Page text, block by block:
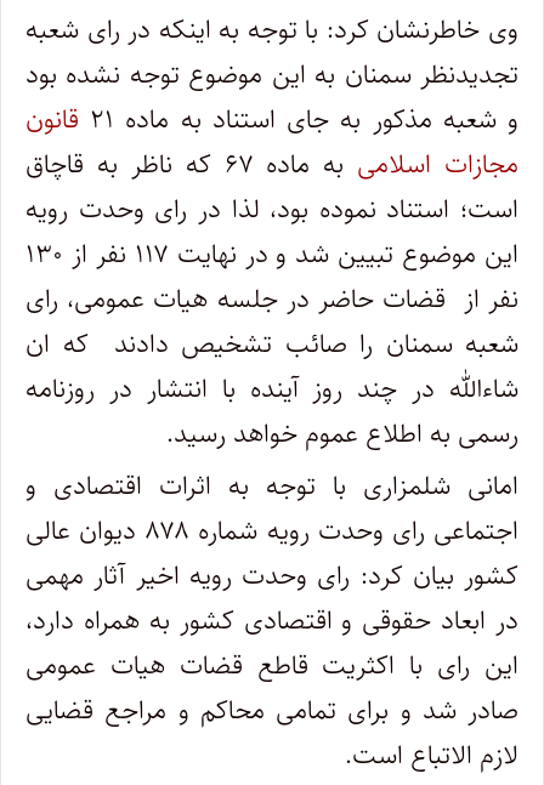
وی خاطرنشان کرد: با توجه به اینکه در رای شعبه
تجدیدنظر سمنان به این موضوع توجه نشده بود
و شعبه مذکور به جای استناد به ماده ۲۱
قانون
مجازات اسلامی
به ماده ۶۷ که ناظر به قاچاق
است؛ استناد نموده بود، لذا در رای وحدت رویه
این موضوع تبیین شد و در نهایت ۱۱۷ نفر از ۱۳۰
نفر از قضات حاضر در جلسه هیات عمومی، رای
شعبه سمنان را صائب تشخیص دادند که ان
شاءالله در چند روز آینده با انتشار در روزنامه
رسمی به اطلاع عموم خواهد رسید.
امانی شلمزاری با توجه به اثرات اقتصادی و
اجتماعی رای وحدت رویه شماره ۸۷۸ دیوان عالی
کشور بیان کرد: رای وحدت رویه اخیر آثار مهمی
در ابعاد حقوقی و اقتصادی کشور به همراه دارد،
این رای با اکثریت قاطع قضات هیات عمومی
صادر شد و برای تمامی محاکم و مراجع قضایی
لازم الاتباع است.